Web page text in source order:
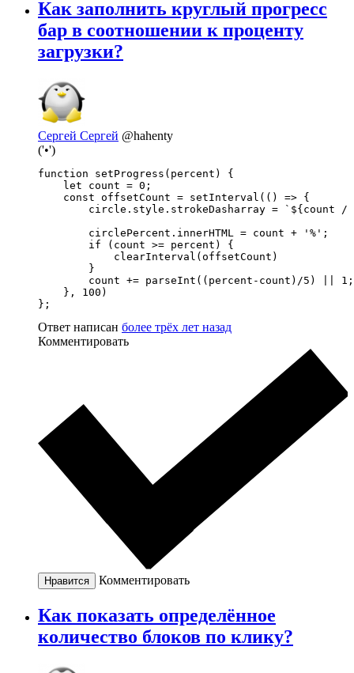
Как заполнить круглый прогресс
бар в соотношении к проценту
загрузки?
Сергей Сергей @hahenty
('•')
function setProgress(percent) {
    let count = 0;
    const offsetCount = setInterval(() => {
circle.style.strokeDasharray = `${count
        circlePercent.innerHTML = count + '%';
        if (count >= percent) {
            clearInterval(offsetCount)
        }
        count += parseInt((percent-count)/5) || 1;
    }, 100)
};
Ответ написан более трёх лет назад
Комментировать
Нравится Комментировать
Как показать определённое
количество блоков по клику?